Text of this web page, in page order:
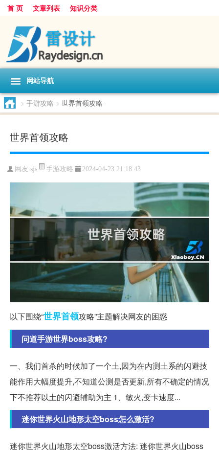
首 页 文章列表 知识分类
网站导航
> 手游攻略 > 世界首领攻略
世界首领攻略
网友:sjs 手游攻略 2024-04-23 21:18:43
以下围绕“世界首领攻略”主题解决网友的困惑
问道手游世界boss攻略?
一、我们首杀的时候加了一个土,因为在内测土系的闪避技
能作用大幅度提升,不知道公测是否更新,所有不确定的情况
下不推荐以土的闪避辅助为主 1、敏火,变卡速度...
迷你世界火山地形太空boss怎么激活?
迷你世界火山地形太空boss激活方法: 迷你世界火山boss